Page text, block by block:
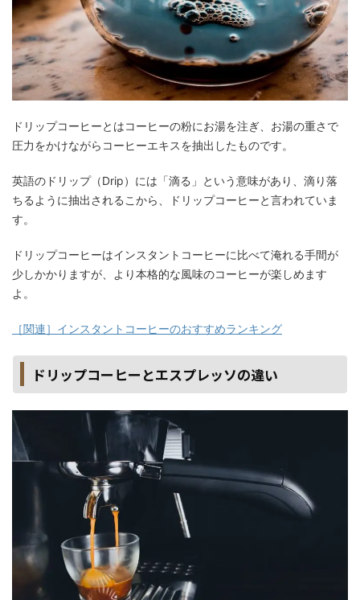
ドリップコーヒーとはコーヒーの粉にお湯を注ぎ、お湯の重さで
圧力をかけながらコーヒーエキスを抽出したものです。
英語のドリップ（Drip）には「滴る」という意味があり、滴り落
ちるように抽出されるこから、ドリップコーヒーと言われていま
す。
ドリップコーヒーはインスタントコーヒーに比べて淹れる手間が
少しかかりますが、より本格的な風味のコーヒーが楽しめます
よ。
［関連］インスタントコーヒーのおすすめランキング
ドリップコーヒーとエスプレッソの違い